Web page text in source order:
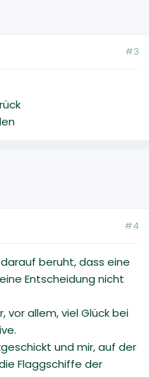
#3
#4
beruht, dass eine
Entscheidung nicht
vor allem, viel Glück bei
und mir, auf der
Flaggschiffe der